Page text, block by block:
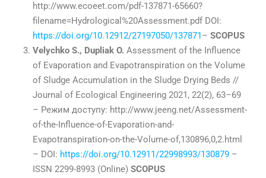
http://www.ecoeet.com/pdf-137871-65660?
filename=Hydrological%20Assessment.pdf DOI:
https://doi.org/10.12912/27197050/137871– SCOPUS
Velychko S., Dupliak O. Assessment of the Influence
of Evaporation and Evapotranspiration on the Volume
of Sludge Accumulation in the Sludge Drying Beds //
Journal of Ecological Engineering 2021, 22(2), 63–69
– Режим доступу: http://www.jeeng.net/Assessment-
of-the-Influence-of-Evaporation-and-
Evapotranspiration-on-the-Volume-of,130896,0,2.html
– DOI: https://doi.org/10.12911/22998993/130879 –
ISSN 2299-8993 (Online) SCOPUS